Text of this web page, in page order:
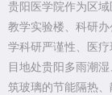
贵阳医学院作为区
教学实验楼、科研
学科研严谨性、医
目地处贵阳多雨潮
筑玻璃的节能隔热